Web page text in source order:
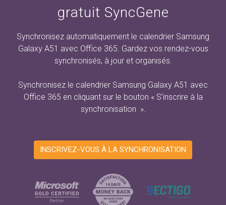
gratuit SyncGene
Synchronisez automatiquement le calendrier Samsung
Galaxy A51 avec Office 365. Gardez vos rendez-vous
synchronisés, à jour et organisés.
Synchronisez le calendrier Samsung Galaxy A51 avec
Office 365 en cliquant sur le bouton « S’inscrire à la
synchronisation ».
INSCRIVEZ-VOUS À LA SYNCHRONISATION